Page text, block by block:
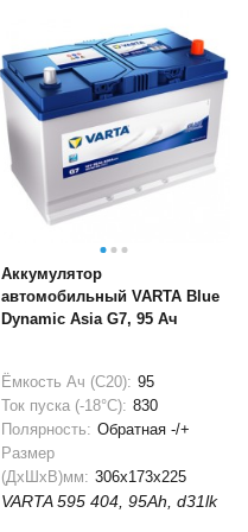
Аккумулятор
автомобильный VARTA Blue
Dynamic Asia G7, 95 Ач
Ёмкость Ач (С20): 95
Ток пуска (-18°С): 830
Полярность: Обратная -/+
Размер
(ДхШхВ)мм: 306x173x225
VARTA 595 404, 95Ah, d31lk